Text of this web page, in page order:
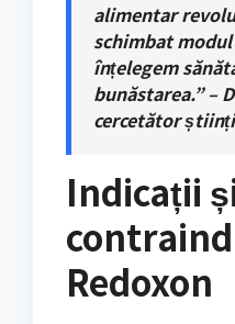
alimentar
schimbat
înțelegem
bunăstarea.” –
cercetător
Indicații
Redoxon